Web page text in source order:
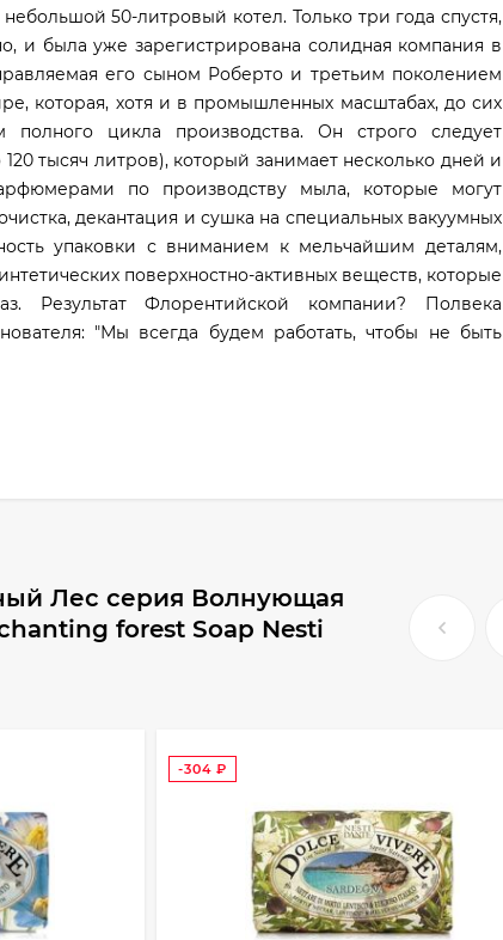
50-литровый котел. Только три года спустя,
и была уже зарегистрирована солидная компания в
его сыном Роберто и третьим поколением
которая, хотя и в промышленных масштабах, до сих
цикла производства. Он строго следует
тысяч литров), который занимает несколько дней и
по производству мыла, которые могут
декантация и сушка на специальных вакуумных
упаковки с вниманием к мельчайшим деталям,
поверхностно-активных веществ, которые
Флорентийской компании? Полвека
"Мы всегда будем работать, чтобы не быть
Лес серия Волнующая
forest Soap Nesti
-304 ₽